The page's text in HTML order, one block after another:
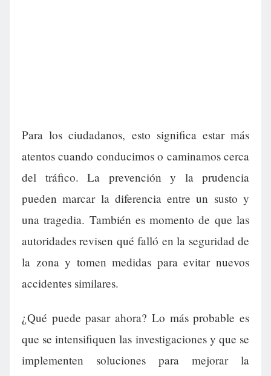
Para los ciudadanos, esto significa estar más
atentos cuando conducimos o caminamos cerca
del tráfico. La prevención y la prudencia
pueden marcar la diferencia entre un susto y
una tragedia. También es momento de que las
autoridades revisen qué falló en la seguridad de
la zona y tomen medidas para evitar nuevos
accidentes similares.
¿Qué puede pasar ahora? Lo más probable es
que se intensifiquen las investigaciones y que se
implementen soluciones para mejorar la